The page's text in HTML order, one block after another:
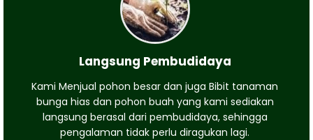
Langsung Pembudidaya
Kami Menjual pohon besar dan juga Bibit tanaman
bunga hias dan pohon buah yang kami sediakan
langsung berasal dari pembudidaya, sehingga
pengalaman tidak perlu diragukan lagi.